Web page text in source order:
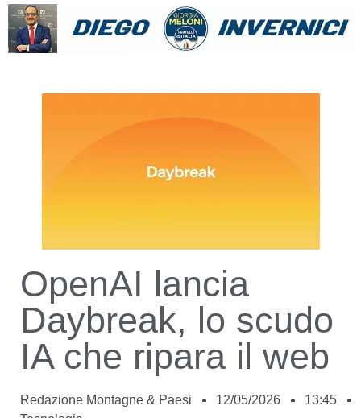
OpenAI lancia
Daybreak, lo scudo
IA che ripara il web
Redazione Montagne & Paesi 12/05/2026
13:45